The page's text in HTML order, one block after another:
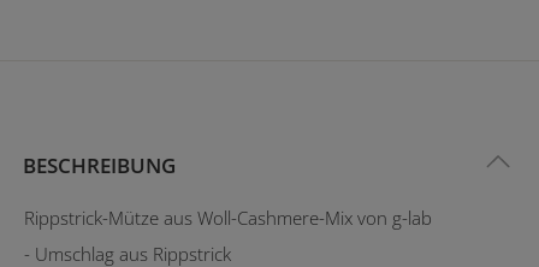
BESCHREIBUNG
Rippstrick-Mütze aus Woll-Cashmere-Mix von g-lab
- Umschlag aus Rippstrick